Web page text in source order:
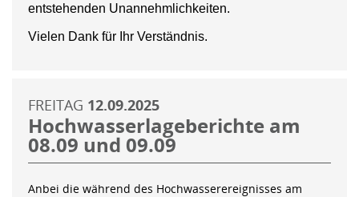
entstehenden Unannehmlichkeiten.
Vielen Dank für Ihr Verständnis.
FREITAG 12.09.2025
Hochwasserlageberichte am
08.09 und 09.09
Anbei die während des Hochwasserereignisses am